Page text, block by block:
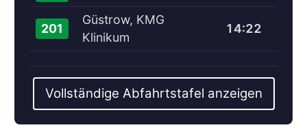
201
Güstrow, KMG
Klinikum
14:22
Vollständige Abfahrtstafel anzeigen